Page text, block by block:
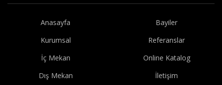
Anasayfa
Kurumsal
İç Mekan
Dış Mekan
Bayiler
Referanslar
Online Katalog
İletişim